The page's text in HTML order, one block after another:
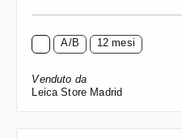
A/B 12 mesi
Venduto da
Leica Store Madrid